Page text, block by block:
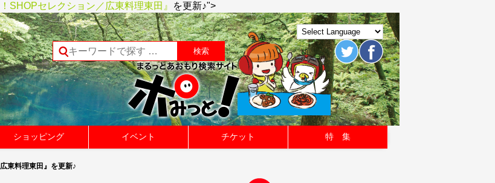
！SHOPセレクション／広東料理東田』 を更新♪">
ショッピング イベント チケット 特 集
東料理東田』を更新♪